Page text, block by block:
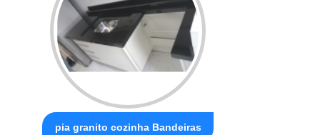
pia granito cozinha Bandeiras